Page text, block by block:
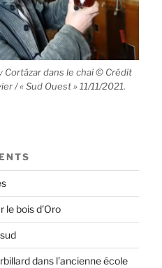
Cortázar dans le chai © Crédit
/ « Sud Ouest » 11/11/2021.
le bois d’Oro
dans l’ancienne école